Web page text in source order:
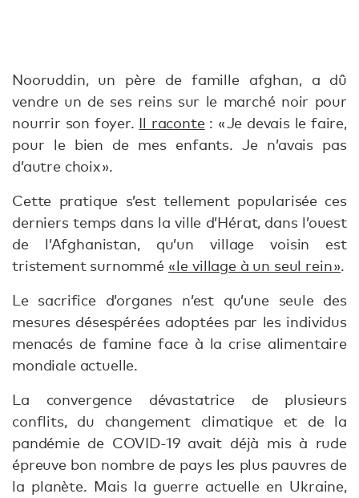
Nooruddin, un père de famille afghan, a dû
vendre un de ses reins sur le marché noir pour
nourrir son foyer. Il raconte: « Je devais le faire,
pour le bien de mes enfants. Je n’avais pas
d’autre choix ».
Cette pratique s’est tellement popularisée ces
derniers temps dans la ville d’Hérat, dans l’ouest
de l’Afghanistan, qu’un village voisin est
tristement surnommé « le village à un seul rein ».
Le sacrifice d’organes n’est qu’une seule des
mesures désespérées adoptées par les individus
menacés de famine face à la crise alimentaire
mondiale actuelle.
La convergence dévastatrice de plusieurs
conflits, du changement climatique et de la
pandémie de COVID-19 avait déjà mis à rude
épreuve bon nombre de pays les plus pauvres de
la planète. Mais la guerre actuelle en Ukraine,